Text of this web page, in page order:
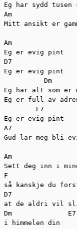
Eg har sydd
Am
Mitt ansikt er
Am
Eg er evig pint
D7
Eg er evig pint
          Dm
Eg har alt som
Eg er full av
        E7
Eg er evig pint
A7
Gud lar meg bli
Am
Sett deg inn i
F
så kanskje du
D7
at de aldri vil
Dm              E7
i himmelen din